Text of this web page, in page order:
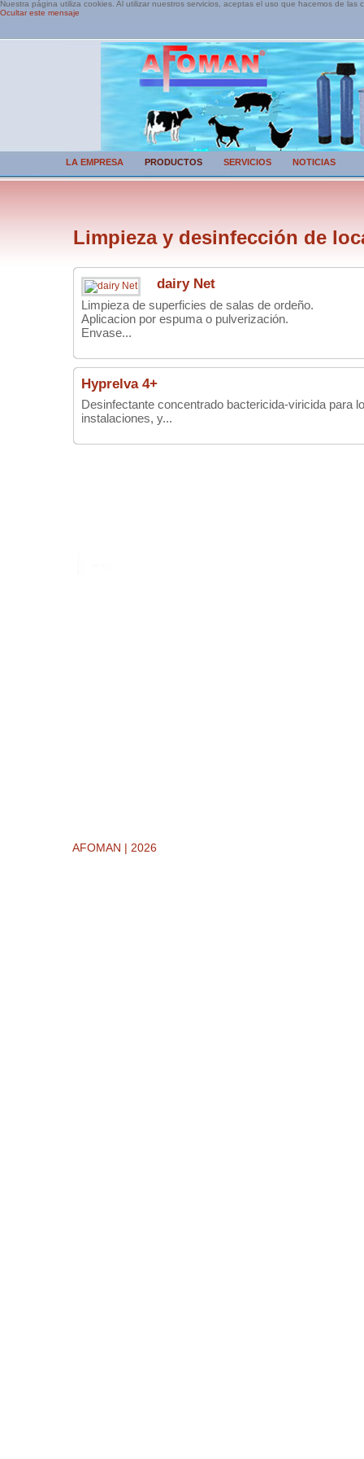
Nuestra página utiliza cookies. Al utilizar nuestros servicios, aceptas el uso que hacemos de las
Ocultar este mensaje
LA EMPRESA PRODUCTOS SERVICIOS NOTICIAS
Limpieza y desinfección de
dairy Net
Limpieza de superficies de salas de ordeño.
Aplicacion por espuma o pulverización.
Envase...
Hyprelva 4+
Desinfectante concentrado bactericida-viricida para
instalaciones, y...
AFOMAN | 2026